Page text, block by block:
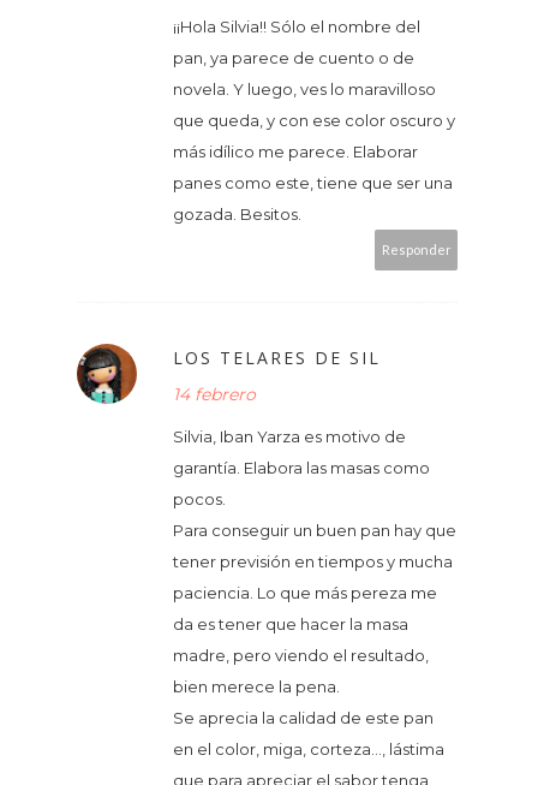
¡¡Hola Silvia!! Sólo el nombre del
pan, ya parece de cuento o de
novela. Y luego, ves lo maravilloso
que queda, y con ese color oscuro y
más idílico me parece. Elaborar
panes como este, tiene que ser una
gozada. Besitos.
Responder
LOS TELARES DE SIL
14 febrero
Silvia, Iban Yarza es motivo de
garantía. Elabora las masas como
pocos.
Para conseguir un buen pan hay que
tener previsión en tiempos y mucha
paciencia. Lo que más pereza me
da es tener que hacer la masa
madre, pero viendo el resultado,
bien merece la pena.
Se aprecia la calidad de este pan
en el color, miga, corteza..., lástima
que para apreciar el sabor tenga